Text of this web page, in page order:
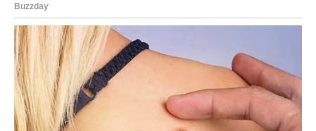
Pred vama su dani tokom kojih ćete konačno osjetiti
veliko olakšanje.
Jedna vijest ili razgovor donose vam mnogo više mira
nego što očekujete.
Počinje mnogo ljepše poglavlje života